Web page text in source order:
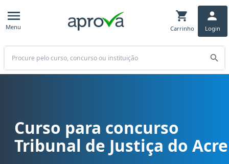
Menu Carrinho Login
Buscar
Curso para concurso TJ AC - Tribunal de Justiça do Acre cargo
Curso para concurso
Tribunal de Justiça do Acre